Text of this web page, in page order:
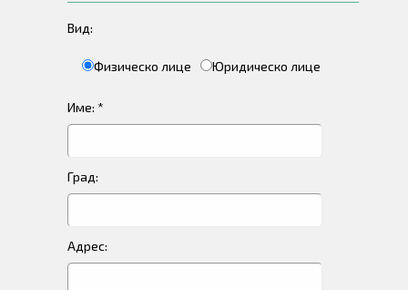
Вид:
Физическо лице Юридическо лице
Име: *
Град:
Адрес: